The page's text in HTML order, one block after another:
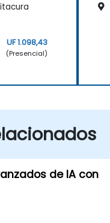
UF 1.098,43
(Presencial)
de IA con